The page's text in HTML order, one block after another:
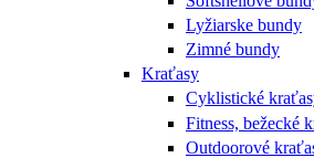
Lyžiarske bundy
Zimné bundy
Kraťasy
Cyklistické
Fitness, bežecké
Outdoorové